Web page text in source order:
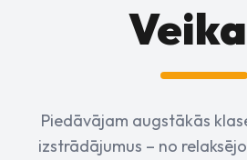
Piedāvājam augstākās
izstrādājumus – no